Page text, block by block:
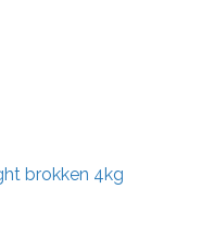
brokken 4kg